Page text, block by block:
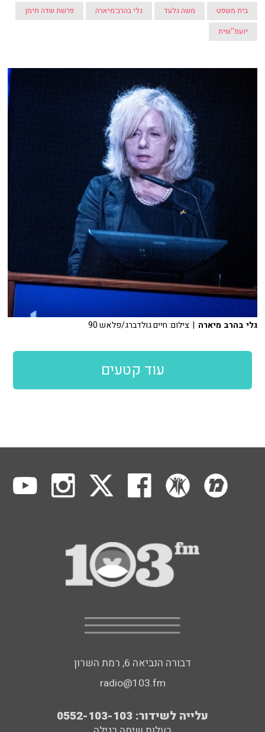
בית משפט משה גלעד גלי בהרב־מיארה
פרשת שדה תימן
יועמ''שית
גלי בהרב מיארה | צילום: חיים גולדברג/פלאש 90
עוד קטעים
דבורה הנביאה 6, רמת השרון
radio@103.fm
עלייה לשידור: 0552-103-103